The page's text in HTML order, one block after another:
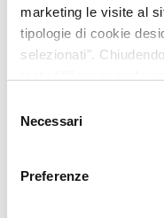
marketing le visite al
tipologie di cookie
selezionati".
modificare le tue
link “Impostazione
Policy.
delNecessari
Preferenze